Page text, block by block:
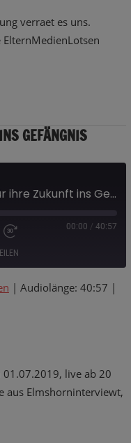
verraet es uns.
GEFÄNGNIS
Jugendliche gehen für ihre Zukunft ins Gefängnis
00:00 / 40:57
| Audiolänge: 40:57 |
01.07.2019, live ab 20
aus Elmshorninterviewt,